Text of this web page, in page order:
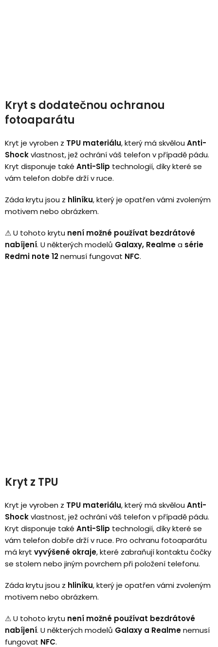
Kryt s dodatečnou ochranou
fotoaparátu
Kryt je vyroben z TPU materiálu, který má skvělou Anti-
Shockvlastnost, jež ochrání váš telefon v případě pádu.
Kryt disponuje také Anti-Slip technologií, díky které se
vám telefon dobře drží v ruce.
Záda krytu jsou z hliníku, který je opatřen vámi zvoleným
motivem nebo obrázkem.
⚠U tohoto krytu není možné používat bezdrátové
nabíjení. U některých modelů Galaxy, Realmea série
Redmi note 12nemusí fungovat NFC.
Kryt z TPU
Kryt je vyroben z TPU materiálu, který má skvělou Anti-
Shockvlastnost, jež ochrání váš telefon v případě pádu.
Kryt disponuje také Anti-Slip technologií, díky které se
vám telefon dobře drží v ruce. Pro ochranu fotoaparátu
má kryt vyvýšené okraje, které zabraňují kontaktu čočky
se stolem nebo jiným povrchem při položení telefonu.
Záda krytu jsou z hliníku, který je opatřen vámi zvoleným
motivem nebo obrázkem.
⚠U tohoto krytu není možné používat bezdrátové
nabíjení. U některých modelů Galaxy a Realmenemusí
fungovat NFC.